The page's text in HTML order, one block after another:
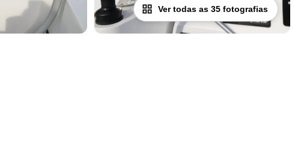
Ver todas as 35 fotografias